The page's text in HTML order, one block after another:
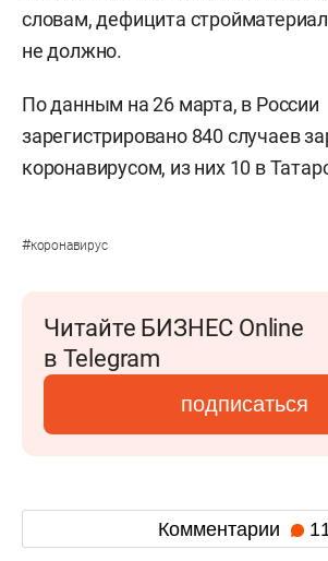
словам, дефицита
не должно.
По данным на 26 марта, в России
зарегистрировано 840 случаев
коронавирусом, из них 10 в
#коронавирус
Читайте БИЗНЕС Online
в Telegram
подписаться
Комментарии